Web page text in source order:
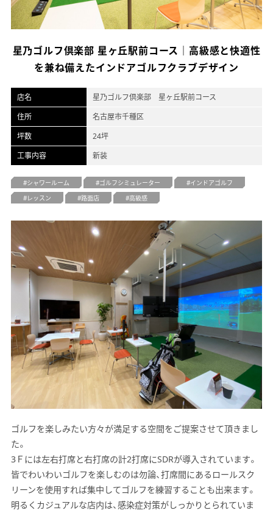
オフィスデザイン
不動産情報
星乃ゴルフ倶楽部 星ヶ丘駅前コース｜高級感と快適性
を兼ね備えたインドアゴルフクラブデザイン
店名
星乃ゴルフ倶楽部 星ヶ丘駅前コース
住所
名古屋市千種区
坪数
24坪
工事内容
新装
シャワールーム ゴルフシミュレーター
インドアゴルフ
レッスン
路面店 高級感
ゴルフを楽しみたい方々が満足する空間をご提案させて頂きまし
た。
3Ｆには左右打席と右打席の計2打席にSDRが導入されています。
皆でわいわいゴルフを楽しむのは勿論、打席間にあるロールスク
リーンを使用すれば集中してゴルフを練習することも出来ます。
明るくカジュアルな店内は、感染症対策がしっかりとられていま